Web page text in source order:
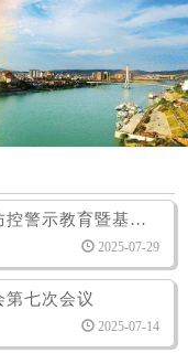
勐腊县委政法委到象明乡开展命案防控警示教育暨基层治理培训会议
2025-07-29
第七次会议
2025-07-14